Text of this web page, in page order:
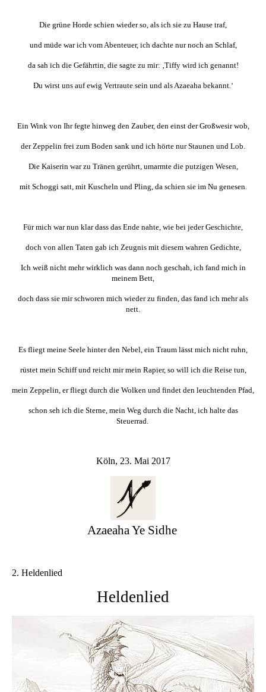
Die grüne Horde schien wieder so, als ich sie zu Hause traf,
und müde war ich vom Abenteuer, ich dachte nur noch an Schlaf,
da sah ich die Gefährtin, die sagte zu mir: ‚Tiffy wird ich genannt!
Du wirst uns auf ewig Vertraute sein und als Azaeaha bekannt.‘
Ein Wink von Ihr fegte hinweg den Zauber, den einst der Großwesir wob,
der Zeppelin frei zum Boden sank und ich hörte nur Staunen und Lob.
Die Kaiserin war zu Tränen gerührt, umarmte die putzigen Wesen,
mit Schoggi satt, mit Kuscheln und Pling, da schien sie im Nu genesen.
Für mich war nun klar dass das Ende nahte, wie bei jeder Geschichte,
doch von allen Taten gab ich Zeugnis mit diesem wahren Gedichte,
Ich weiß nicht mehr wirklich was dann noch geschah, ich fand mich in
meinem Bett,
doch dass sie mir schworen mich wieder zu finden, das fand ich mehr als
nett.
Es fliegt meine Seele hinter den Nebel, ein Traum lässt mich nicht ruhn,
rüstet mein Schiff und reicht mir mein Rapier, so will ich die Reise tun,
mein Zeppelin, er fliegt durch die Wolken und findet den leuchtenden Pfad,
schon seh ich die Sterne, mein Weg durch die Nacht, ich halte das
Steuerrad.
Köln, 23. Mai 2017
Azaeaha Ye Sidhe
2. Heldenlied
Heldenlied